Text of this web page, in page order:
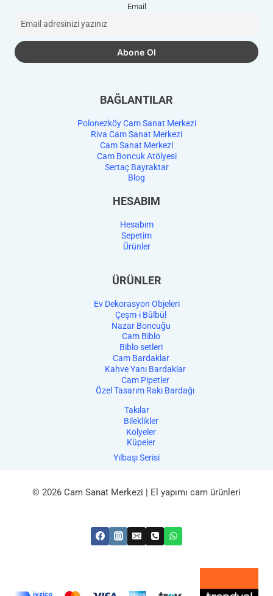
Email
BAĞLANTILAR
Polonezköy Cam Sanat Merkezi
Riva Cam Sanat Merkezi
Cam Sanat Merkezi
Cam Boncuk Atölyesi
Sertaç Bayraktar
Blog
HESABIM
Hesabım
Sepetim
Ürünler
ÜRÜNLER
Ev Dekorasyon Objeleri
Çeşm-i Bülbül
Nazar Boncuğu
Cam Biblo
Biblo setleri
Cam Bardaklar
Kahve Yanı Bardaklar
Cam Pipetler
Özel Tasarım Rakı Bardağı
Takılar
Bileklikler
Kolyeler
Küpeler
Yılbaşı Serisi
© 2026 Cam Sanat Merkezi | El yapımı cam ürünleri